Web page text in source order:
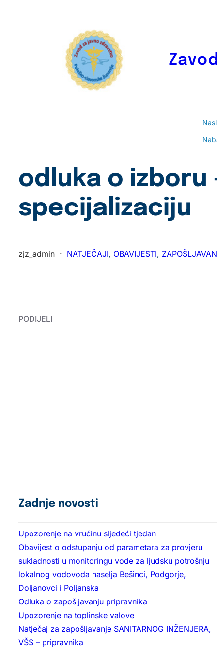
odluka o izboru
specijalizaciju
zjz_admin · NATJEČAJI, OBAVIJESTI,
PODIJELI
Zadnje novosti
Upozorenje na vrućinu sljedeći tjedan
Obavijest o odstupanju od parametara za provjeru
sukladnosti u monitoringu vode za ljudsku potrošnju
lokalnog vodovoda naselja Bešinci, Podgorje,
Doljanovci i Poljanska
Odluka o zapošljavanju pripravnika
Upozorenje na toplinske valove
Natječaj za zapošljavanje SANITARNOG INŽENJERA,
VŠS – pripravnika